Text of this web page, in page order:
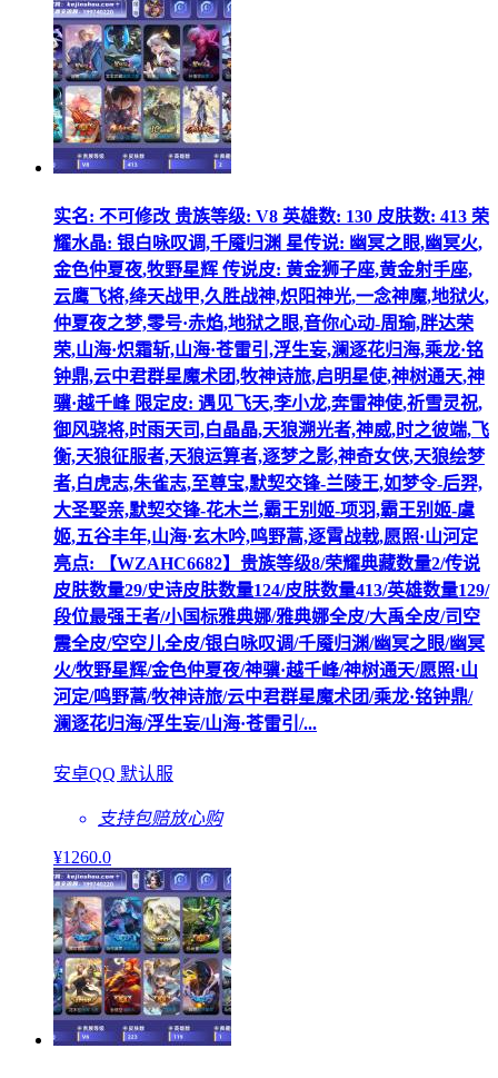
实名: 不可修改 贵族等级: V8 英雄数: 130 皮肤数: 413 荣
耀水晶: 银白咏叹调,千魇归渊 星传说: 幽冥之眼,幽冥火,
金色仲夏夜,牧野星辉 传说皮: 黄金狮子座,黄金射手座,
云鹰飞将,绛天战甲,久胜战神,炽阳神光,一念神魔,地狱火,
仲夏夜之梦,零号·赤焰,地狱之眼,音你心动-周瑜,胖达荣
荣,山海·炽霜斩,山海·苍雷引,浮生妄,澜逐花归海,乘龙·铭
钟鼎,云中君群星魔术团,牧神诗旅,启明星使,神树通天,神
骥·越千峰 限定皮: 遇见飞天,李小龙,奔雷神使,祈雪灵祝,
御风骁将,时雨天司,白晶晶,天狼溯光者,神威,时之彼端,飞
衡,天狼征服者,天狼运算者,逐梦之影,神奇女侠,天狼绘梦
者,白虎志,朱雀志,至尊宝,默契交锋-兰陵王,如梦令-后羿,
大圣娶亲,默契交锋-花木兰,霸王别姬-项羽,霸王别姬-虞
姬,五谷丰年,山海·玄木吟,鸣野蒿,逐霄战戟,愿照·山河定
亮点: 【WZAHC6682】贵族等级8/荣耀典藏数量2/传说
皮肤数量29/史诗皮肤数量124/皮肤数量413/英雄数量129/
段位最强王者/小国标雅典娜/雅典娜全皮/大禹全皮/司空
震全皮/空空儿全皮/银白咏叹调/千魇归渊/幽冥之眼/幽冥
火/牧野星辉/金色仲夏夜/神骥·越千峰/神树通天/愿照·山
河定/鸣野蒿/牧神诗旅/云中君群星魔术团/乘龙·铭钟鼎/
澜逐花归海/浮生妄/山海·苍雷引/...
安卓QQ 默认服
支持包赔放心购
¥1260.0